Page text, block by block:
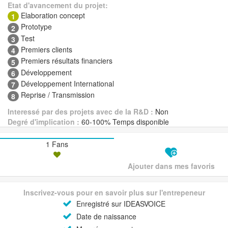
Etat d'avancement du projet:
1
Elaboration concept
2
Prototype
3 Test
4 Premiers clients
5 Premiers résultats financiers
6 Développement
7 Développement International
8 Reprise / Transmission
Interessé par des projets avec de la R&D : Non
Degré d'implication : 60-100% Temps disponible
1 Fans
Ajouter dans mes favoris
Inscrivez-vous pour en savoir plus sur l'entrepeneur
Enregistré sur IDEASVOICE
Date de naissance